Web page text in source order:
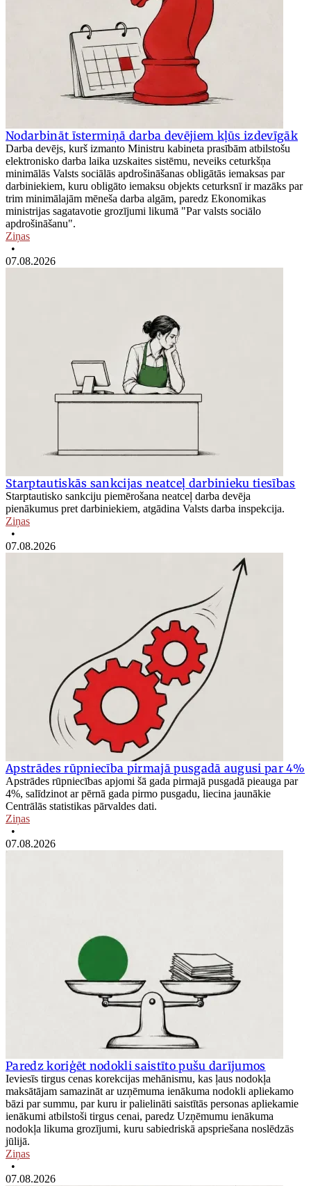
Nodarbināt īstermiņā darba devējiem kļūs izdevīgāk
Darba devējs, kurš izmanto Ministru kabineta prasībām atbilstošu
elektronisko darba laika uzskaites sistēmu, neveiks ceturkšņa
minimālās Valsts sociālās apdrošināšanas obligātās iemaksas par
darbiniekiem, kuru obligāto iemaksu objekts ceturksnī ir mazāks par
trim minimālajām mēneša darba algām, paredz Ekonomikas
ministrijas sagatavotie grozījumi likumā "Par valsts sociālo
apdrošināšanu".
Ziņas
•
07.08.2026
Starptautiskās sankcijas neatceļ darbinieku tiesības
Starptautisko sankciju piemērošana neatceļ darba devēja
pienākumus pret darbiniekiem, atgādina Valsts darba inspekcija.
Ziņas
•
07.08.2026
Apstrādes rūpniecība pirmajā pusgadā augusi par 4%
Apstrādes rūpniecības apjomi šā gada pirmajā pusgadā pieauga par
4%, salīdzinot ar pērnā gada pirmo pusgadu, liecina jaunākie
Centrālās statistikas pārvaldes dati.
Ziņas
•
07.08.2026
Paredz koriģēt nodokli saistīto pušu darījumos
Ieviesīs tirgus cenas korekcijas mehānismu, kas ļaus nodokļa
maksātājam samazināt ar uzņēmuma ienākuma nodokli apliekamo
bāzi par summu, par kuru ir palielināti saistītās personas apliekamie
ienākumi atbilstoši tirgus cenai, paredz Uzņēmumu ienākuma
nodokļa likuma grozījumi, kuru sabiedriskā apspriešana noslēdzās
jūlijā.
Ziņas
•
07.08.2026